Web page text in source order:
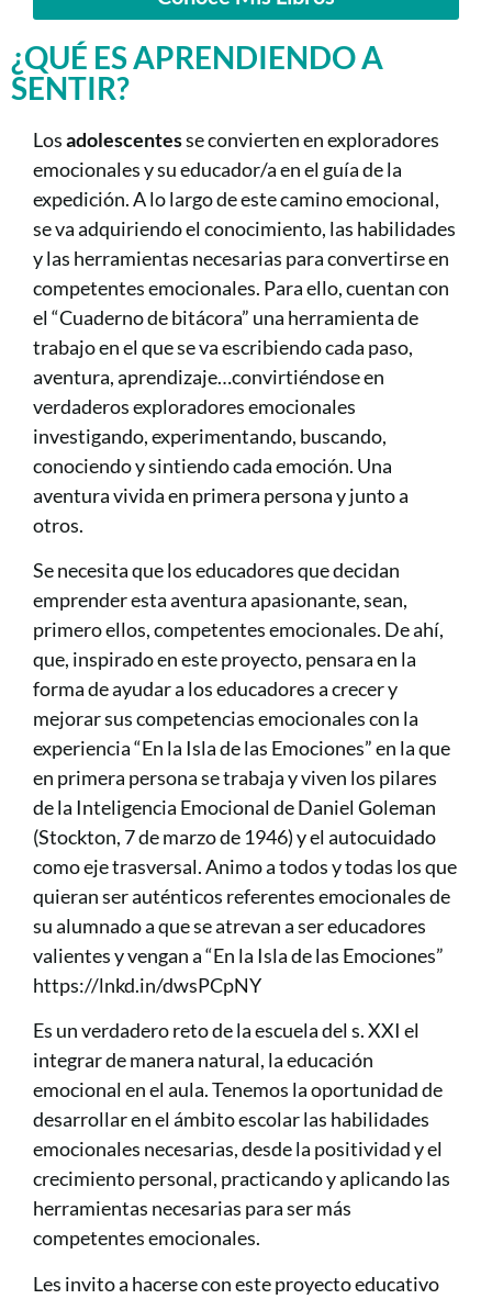
¿QUÉ ES APRENDIENDO A
SENTIR?
Losadolescentesse convierten en exploradores
emocionales y su educador/a en el guía de la
expedición. A lo largo de este camino emocional,
se va adquiriendo el conocimiento, las habilidades
y las herramientas necesarias para convertirse en
competentes emocionales. Para ello, cuentan con
el “Cuaderno de bitácora” una herramienta de
trabajo en el que se va escribiendo cada paso,
aventura, aprendizaje…convirtiéndose en
verdaderos exploradores emocionales
investigando, experimentando, buscando,
conociendo y sintiendo cada emoción. Una
aventura vivida en primera persona y junto a
otros.
Se necesita que los educadores que decidan
emprender esta aventura apasionante, sean,
primero ellos, competentes emocionales. De ahí,
que, inspirado en este proyecto, pensara en la
forma de ayudar a los educadores a crecer y
mejorar sus competencias emocionales con la
experiencia “En la Isla de las Emociones” en la que
en primera persona se trabaja y viven los pilares
de la Inteligencia Emocional de Daniel Goleman
(Stockton, 7 de marzo de 1946) y el autocuidado
como eje trasversal. Animo a todos y todas los que
quieran ser auténticos referentes emocionales de
su alumnado a que se atrevan a ser educadores
valientes y vengan a “En la Isla de las Emociones”
https://lnkd.in/dwsPCpNY
Es un verdadero reto de la escuela del s. XXI el
integrar de manera natural, la educación
emocional en el aula. Tenemos la oportunidad de
desarrollar en el ámbito escolar las habilidades
emocionales necesarias, desde la positividad y el
crecimiento personal, practicando y aplicando las
herramientas necesarias para ser más
competentes emocionales.
Les invito a hacerse con este proyecto educativo